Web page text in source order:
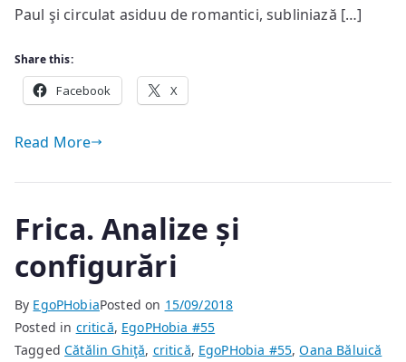
Paul şi circulat asiduu de romantici, subliniază […]
Share this:
Facebook X
Read More
Frica. Analize și
configurări
By EgoPHobiaPosted on 15/09/2018
Posted in critică, EgoPHobia #55
TaggedCătălin Ghiţă, critică, EgoPHobia #55,Oana Băluică